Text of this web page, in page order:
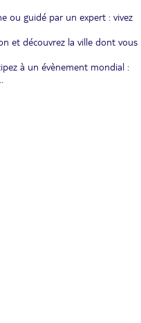
ou guidé par un expert : vivez
et découvrez la ville dont vous
à un évènement mondial :